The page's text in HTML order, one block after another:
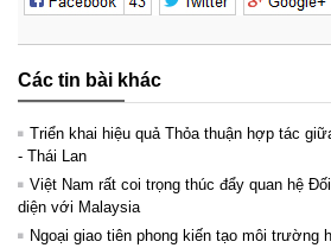
Các tin bài khác
Triển khai hiệu quả Thỏa thuận hợp tác
- Thái Lan
Việt Nam rất coi trọng thúc đẩy quan hệ
diện với Malaysia
Ngoại giao tiên phong kiến tạo môi trường